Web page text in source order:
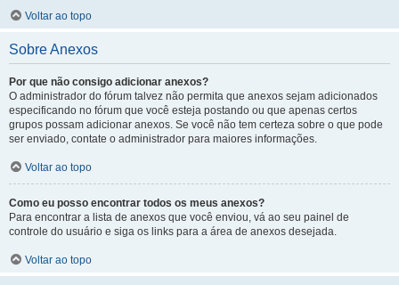
Voltar ao topo
Sobre Anexos
Por que não consigo adicionar anexos?
O administrador do fórum talvez não permita que anexos sejam adicionados
especificando no fórum que você esteja postando ou que apenas certos
grupos possam adicionar anexos. Se você não tem certeza sobre o que pode
ser enviado, contate o administrador para maiores informações.
Voltar ao topo
Como eu posso encontrar todos os meus anexos?
Para encontrar a lista de anexos que você enviou, vá ao seu painel de
controle do usuário e siga os links para a área de anexos desejada.
Voltar ao topo